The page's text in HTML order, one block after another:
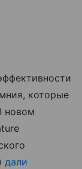
которые
новом
дали